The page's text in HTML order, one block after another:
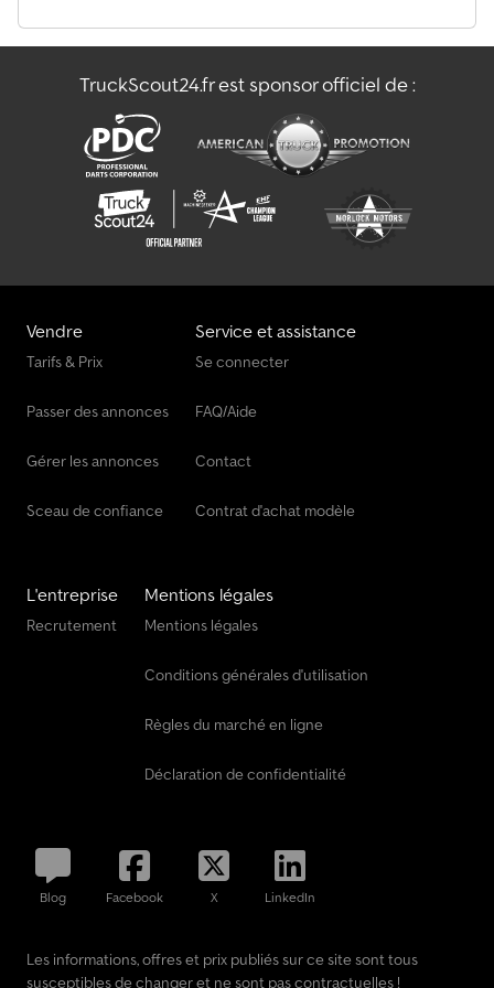
Machine Pour Arboriculture Et Viticulture
TruckScout24.fr est sponsor officiel de :
Vendre
Tarifs & Prix
Passer des annonces
Gérer les annonces
Sceau de confiance
Service et assistance
Se connecter
FAQ/Aide
Contact
Contrat d'achat modèle
L'entreprise
Recrutement
Mentions légales
Mentions légales
Conditions générales d'utilisation
Règles du marché en ligne
Déclaration de confidentialité
Blog Facebook X LinkedIn
Les informations, offres et prix publiés sur ce site sont tous
susceptibles de changer et ne sont pas contractuelles !